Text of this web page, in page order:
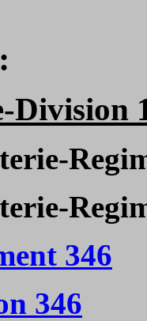
Division
346
346